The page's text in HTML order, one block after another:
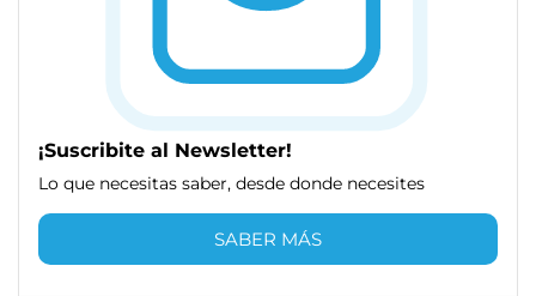
¡Suscribite al Newsletter!
Lo que necesitas saber, desde donde necesites
SABER MÁS